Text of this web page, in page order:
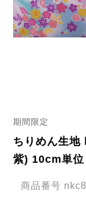
期間限定
ちりめん生地
紫) 10cm単位
商品番号